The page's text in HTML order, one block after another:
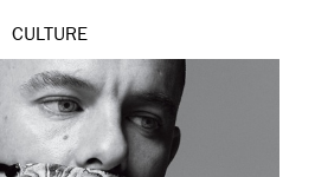
CULTURE